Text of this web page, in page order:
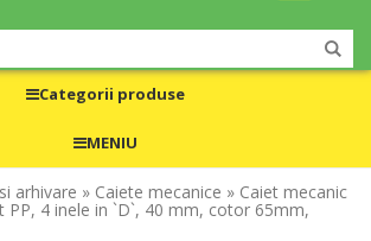
Categorii produse
MENIU
arhivare » Caiete mecanice » Caiet mecanic
PP, 4 inele in `D`, 40 mm, cotor 65mm,